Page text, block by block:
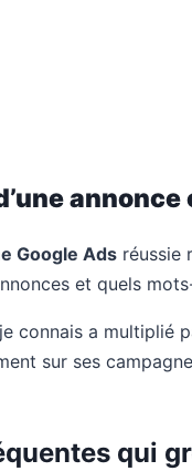
Google Ads réussie
et quels
connais a multiplié
sur ses
qui